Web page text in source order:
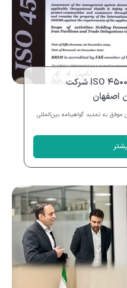
تمدید گواهینامه بین‌المللی ISO ۴۵۰۰۱ شرکت
اصفهان
به تمدید گواهینامه بین‌المللی